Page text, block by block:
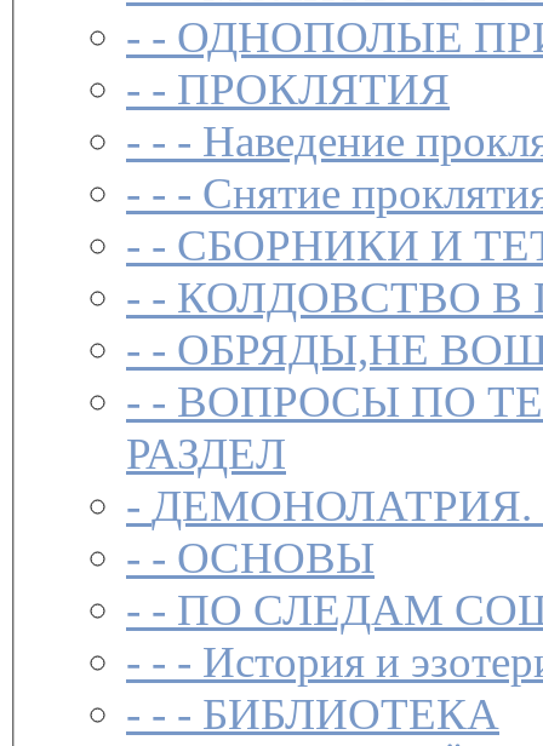
- - ОДНОПОЛЫЕ
- - ПРОКЛЯТИЯ
- - - Наведение
- - - Снятие
- - СБОРНИКИ И
- - КОЛДОВСТВО В
- - ОБРЯДЫ,НЕ
- - ВОПРОСЫ ПО
РАЗДЕЛ
-
- - ОСНОВЫ
- - ПО СЛЕДАМ
- - - История и
- - - БИБЛИОТЕКА